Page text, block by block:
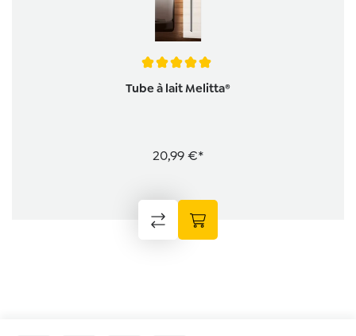
Note moyenne de 5 sur 5 étoiles
Tube à lait Melitta®
20,99 €*